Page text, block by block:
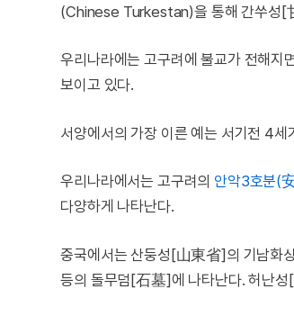
(Chinese Turkestan)을 통해 간쑤성[
우리나라에는 고구려에 불교가 전해지
보이고 있다.
서양에서의 가장 이른 예는 서기전 4
우리나라에서는 고구려의 안악3호분(
다양하게 나타난다.
중국에서는 산둥성[山東省]의 기남
등의 돌무덤[石墓]에 나타난다. 허난